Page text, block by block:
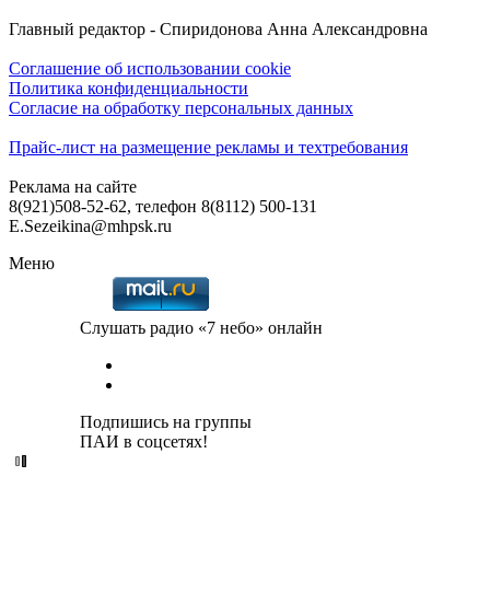
Главный редактор - Спиридонова Анна Александровна
Соглашение об использовании cookie
Политика конфиденциальности
Согласие на обработку персональных данных
Прайс-лист на размещение рекламы и техтребования
Реклама на сайте
8(921)508-52-62, телефон 8(8112) 500-131
E.Sezeikina@mhpsk.ru
Меню
Слушать радио «7 небо» онлайн
Подпишись на группы
ПАИ в соцсетях!